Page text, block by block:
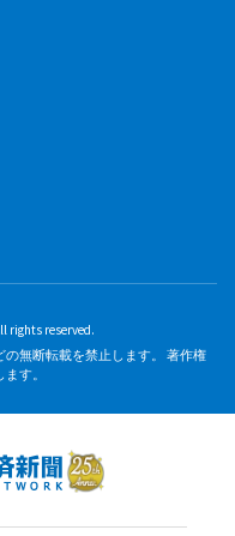
rights reserved.
無断転載を禁止します。 著作権
す。